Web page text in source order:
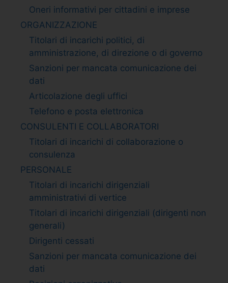
Oneri informativi per cittadini e imprese
ORGANIZZAZIONE
Titolari di incarichi politici, di
amministrazione, di direzione o di governo
Sanzioni per mancata comunicazione dei
dati
Articolazione degli uffici
Telefono e posta elettronica
CONSULENTI E COLLABORATORI
Titolari di incarichi di collaborazione o
consulenza
PERSONALE
Titolari di incarichi dirigenziali
amministrativi di vertice
Titolari di incarichi dirigenziali (dirigenti non
generali)
Dirigenti cessati
Sanzioni per mancata comunicazione dei
dati